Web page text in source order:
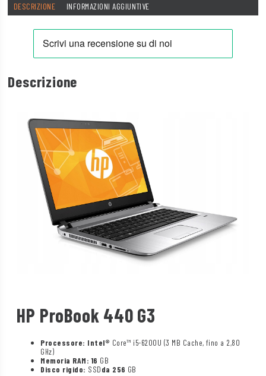
DESCRIZIONE INFORMAZIONI AGGIUNTIVE
Descrizione
HP ProBook 440 G3
Processore: Intel® Core™ i5-6200U (3 MB Cache, fino a 2,80
GHz)
Memoria RAM: 16 GB
Disco rigido: SSDda 256 GB